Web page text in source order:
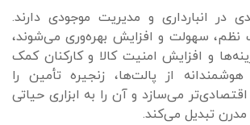
در انبارداری و مدیریت موجودی دارند.
نظم، سهولت و افزایش بهره‌وری می‌شوند،
و افزایش امنیت کالا و کارکنان کمک
از پالت‌ها، زنجیره تأمین را
می‌سازد و آن را به ابزاری حیاتی
تبدیل می‌کند.